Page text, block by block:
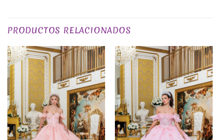
PLAZO DE ENTREGA Plazo de Entrega: 21 días
PRODUCTOS RELACIONADOS